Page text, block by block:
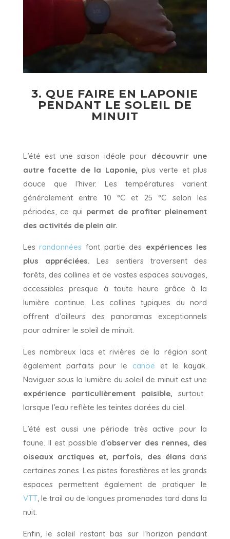
3. QUE FAIRE EN LAPONIE
PENDANT LE SOLEIL DE
MINUIT
L’été est une saison idéale pour découvrir une
autre facette de la Laponie, plus verte et plus
douce que l’hiver. Les températures varient
généralement entre 10 °C et 25 °C selon les
périodes, ce qui permet de profiter pleinement
des activités de plein air.
Lesrandonnées font partie des expériences les
plus appréciées. Les sentiers traversent des
forêts, des collines et de vastes espaces sauvages,
accessibles presque à toute heure grâce à la
lumière continue. Les collines typiques du nord
offrent d’ailleurs des panoramas exceptionnels
pour admirer le soleil de minuit.
Les nombreux lacs et rivières de la région sont
également parfaits pour le canoë et le kayak.
Naviguer sous la lumière du soleil de minuit est une
expérience particulièrement paisible, surtout
lorsque l’eau reflète les teintes dorées du ciel.
L’été est aussi une période très active pour la
faune. Il est possible d’observer des rennes, des
oiseaux arctiques et, parfois, des élans dans
certaines zones. Les pistes forestières et les grands
espaces permettent également de pratiquer le
VTT, le trail ou de longues promenades tard dans la
nuit.
Enfin, le soleil restant bas sur l’horizon pendant